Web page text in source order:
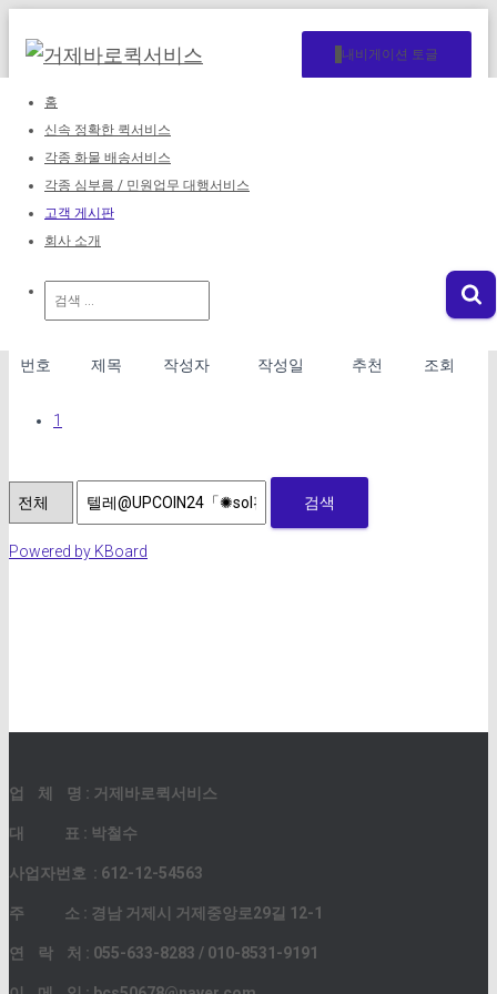
내비게이션 토글
홈
신속 정확한 퀵서비스
각종 화물 배송서비스
각종 심부름 / 민원업무 대행서비스
고객 게시판
회사 소개
색:
고객 게시판
문의 남겨주시면 최대한 빨리 답변드리겠습니다.
전체 22
번호 제목 작성자 작성일 추천 조회
1
검색
Powered by KBoard
업 체 명 : 거제바로퀵서비스
대 표 : 박철수
사업자번호 : 612-12-54563
주 소 : 경남 거제시 거제중앙로29길 12-1
연 락 처 : 055-633-8283 / 010-8531-9191